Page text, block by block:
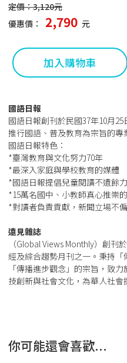
定價：3,120元
優惠價：
2,790 元
加入購物車
國語日報
國語日報創刊於民國37年10月
推行國語、普及教育為宗旨的專
國語日報特色：
*臺灣教育與文化努力70年
*最深入家庭與學校教育的媒體
*國語日報提倡兒童閱讀不遺餘
*15萬名國中、小教師真心推崇
*對讀者負責貢獻，新聞立場不
遠見雜誌
（Global Views Monthly）創刊
經及綜合趨勢月刊之一。秉持
「傳播進步觀念」的宗旨，致
技創新與社會文化，為華人社會
你可能還會喜歡...